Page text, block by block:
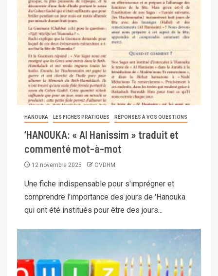
HANOUKA LES FICHES PRATIQUES RÉPONSES À VOS QUESTIONS
‘HANOUKA: « Al Hanissim » traduit et
commenté mot-à-mot
12 novembre 2025 OVDHM
Une fiche indispensable pour s'imprégner et
comprendre l'importance des jours de 'Hanouka
qui ont été institués pour être des jours...